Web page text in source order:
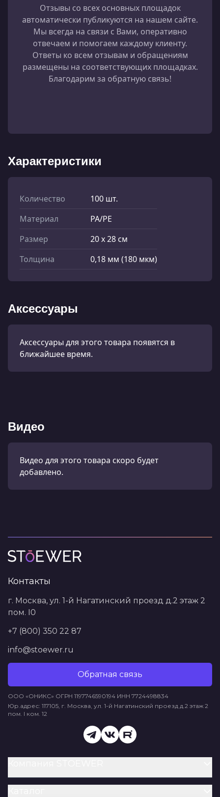
Отзывы со всех основных площадок
автоматически публикуются на нашем сайте.
Мы всегда на связи с Вами, оперативно
отвечаем и помогаем каждому клиенту.
Ответы ко всем отзывам и обращениям
размещены на соответствующих площадках.
Благодарим за обратную связь!
Характеристики
Количество
100 шт.
Материал
PA/PE
Размер
20 x 28 см
Толщина
0,18 мм (180 мкм)
Аксессуары
Аксессуары для этого товара появятся в
ближайшее время.
Видео
Видео для этого товара скоро будет
добавлено.
Контакты
г. Москва, ул. 1-й Нагатинский проезд д.2 этаж 2
пом. I0
+7 (800) 350 22 87
info@stoewer.ru
Обратная связь
ООО «ОНИКС» ОГРН 1197746590194 ИНН 7724498834
Юр.адрес: 117105, г. Москва, ул. 1-й Нагатинский проезд д.2 этаж 2
пом. I ком. 12